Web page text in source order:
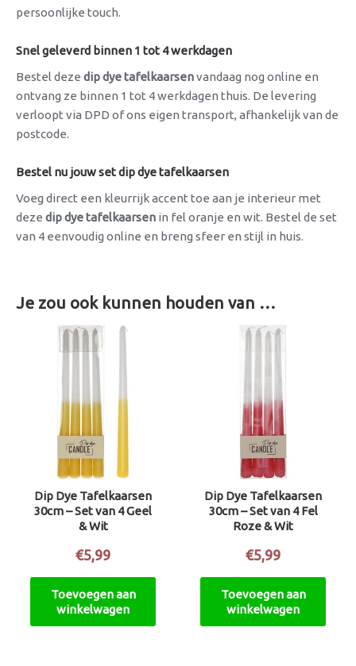
persoonlijke touch.
Snel geleverd binnen 1 tot 4 werkdagen
Bestel deze dip dye tafelkaarsenvandaag nog online en
ontvang ze binnen 1 tot 4 werkdagen thuis. De levering
verloopt via DPD of ons eigen transport, afhankelijk van de
postcode.
Bestel nu jouw set dip dye tafelkaarsen
Voeg direct een kleurrijk accent toe aan je interieur met
deze dip dye tafelkaarsen in fel oranje en wit. Bestel de set
van 4 eenvoudig online en breng sfeer en stijl in huis.
Je zou ook kunnen houden van …
Dip Dye Tafelkaarsen
30cm – Set van 4 Geel
& Wit
€5,99
Toevoegen aan
winkelwagen
Dip Dye Tafelkaarsen
30cm – Set van 4 Fel
Roze & Wit
€5,99
Toevoegen aan
winkelwagen